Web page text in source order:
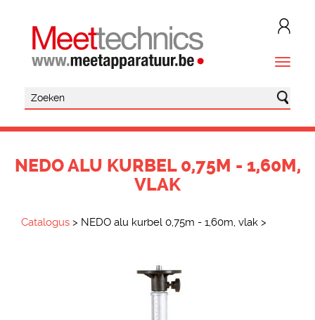
NEDO ALU KURBEL 0,75M - 1,60M,
VLAK
Catalogus > NEDO alu kurbel 0,75m - 1,60m, vlak >